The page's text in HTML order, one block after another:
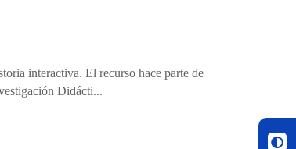
interactiva. El recurso hace parte de
Didácti...